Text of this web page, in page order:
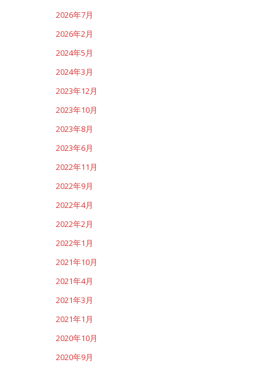
2026年7月
2026年2月
2024年5月
2024年3月
2023年12月
2023年10月
2023年8月
2023年6月
2022年11月
2022年9月
2022年4月
2022年2月
2022年1月
2021年10月
2021年4月
2021年3月
2021年1月
2020年10月
2020年9月